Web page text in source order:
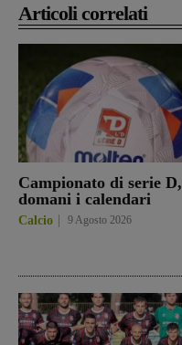
Articoli correlati
Campionato di serie D,
domani i calendari
Calcio 9 Agosto 2026